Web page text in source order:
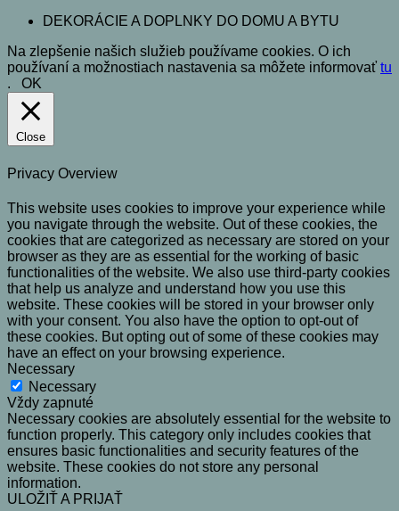
DEKORÁCIE A DOPLNKY DO DOMU A BYTU
Na zlepšenie našich služieb používame cookies. O ich
používaní a možnostiach nastavenia sa môžete informovať tu
. OK
Close
Privacy Overview
This website uses cookies to improve your experience while
you navigate through the website. Out of these cookies, the
cookies that are categorized as necessary are stored on your
browser as they are as essential for the working of basic
functionalities of the website. We also use third-party cookies
that help us analyze and understand how you use this
website. These cookies will be stored in your browser only
with your consent. You also have the option to opt-out of
these cookies. But opting out of some of these cookies may
have an effect on your browsing experience.
Necessary
Necessary
Vždy zapnuté
Necessary cookies are absolutely essential for the website to
function properly. This category only includes cookies that
ensures basic functionalities and security features of the
website. These cookies do not store any personal
information.
ULOŽIŤ A PRIJAŤ